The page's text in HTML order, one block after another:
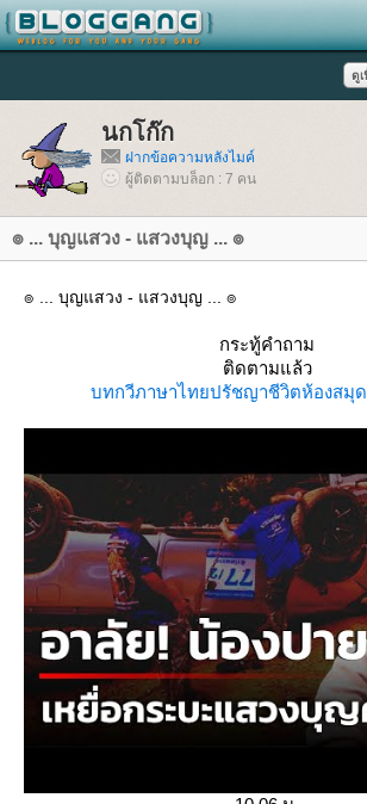
นกโก๊ก
ฝากข้อความหลังไมค์
ผู้ติดตามบล็อก : 7 คน
๏ ... บุญแสวง - แสวงบุญ ... ๏
๏ ... บุญแสวง - แสวงบุญ ... ๏
กระทู้คำถาม
ติดตามแล้ว
บทกวีภาษาไทปรัชญาชีวิตห้องสมุด